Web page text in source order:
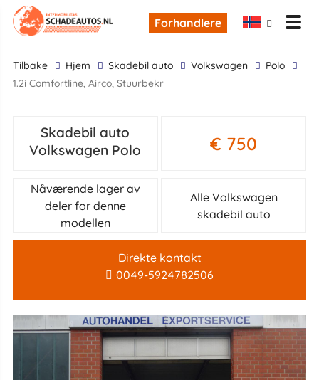
Forhandlere
tilbake Hjem skadebil auto Volkswagen
Polo
1.2i Comfortline, Airco, Stuurbekr
Skadebil auto
Volkswagen Polo
€ 750
Nåværende lager av
deler for denne
modellen
Alle Volkswagen
skadebil auto
Direkte kontakt
0049-5924782506